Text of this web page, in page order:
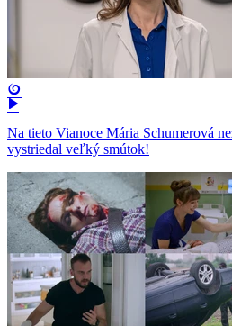
Na tieto Vianoce Mária Schumerová
vystriedal veľký smútok!